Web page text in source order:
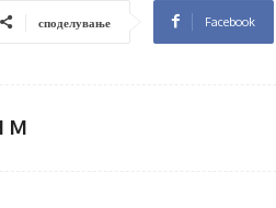
споделување Facebook
M